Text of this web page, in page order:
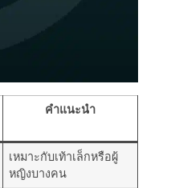
คำแนะนำ
เหมาะกับเท้าเล็กหรือผู้
หญิงบางคน